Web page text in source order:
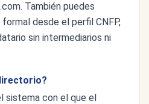
. También puedes
desde el perfil CNFP,
sin intermediarios ni
sistema con el que el